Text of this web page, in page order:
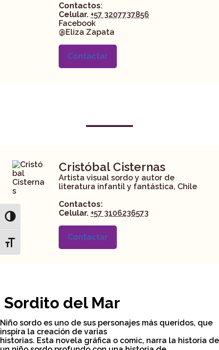
Toggle High Contrast
Toggle Font size
Contactos:
Celular. +57 3207737856
Facebook
@Eliza Zapata
Contactar
Cristóbal Cisternas
Artista visual sordo y autor de
literatura infantil y fantástica, Chile
Contactos:
Celular. +57 3106236573
Contactar
Sordito del Mar
Niño sordo es uno de sus personajes más queridos, que
inspira la creación de varias
historias. Esta novela gráfica o comic, narra la historia de